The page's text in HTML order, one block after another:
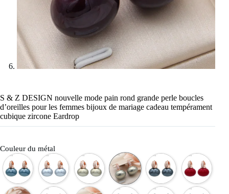
S & Z DESIGN nouvelle mode pain rond grande perle boucles
d’oreilles pour les femmes bijoux de mariage cadeau tempérament
cubique zircone Eardrop
Couleur du métal